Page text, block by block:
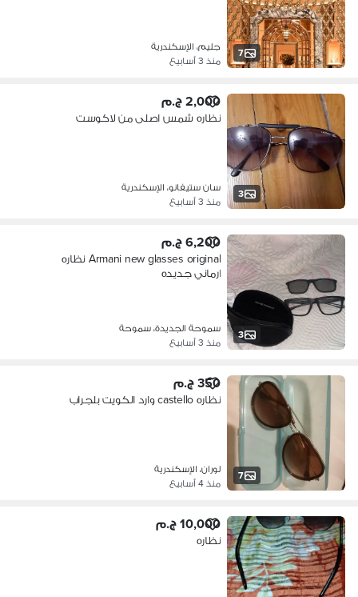
7
جليم، الإسكندرية
منذ 3 أسابيع
3
2,000 ج.م
نظاره شمس اصلى من لاكوست
سان ستيفانو، الإسكندرية
منذ 3 أسابيع
3
6,200 ج.م
Armani new glasses original نظاره
ارماني جديده
سموحة الجديدة، سموحة
منذ 3 أسابيع
7
350 ج.م
نظاره castello وارد الكويت بلجراب
لوران، الإسكندرية
منذ 4 أسابيع
10,000 ج.م
نظاره